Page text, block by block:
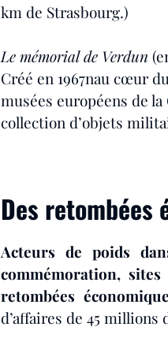
km de Strasbourg.)
Le mémorial de Verdun
Créé en 1967nau cœur
musées européens de
collection d’objets
Des retombées
Acteurs de poids
commémoration,
retombées
d’affaires de 45 millions